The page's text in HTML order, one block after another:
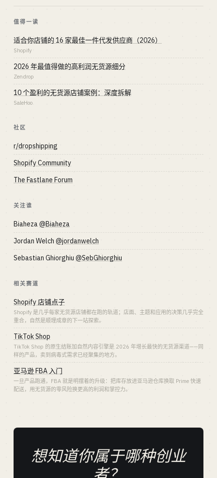
值得一读
适合你店铺的 16 家最佳一件代发供应商（2026）
Shopify
2026 年最值得做的高利润无货源细分
Zendrop
10 个盈利的无货源店铺案例：深度拆解
SaleHoo
社区
r/dropshipping
Shopify Community
The Fastlane Forum
关注谁
Biaheza@Biaheza
Jordan Welch @jordanwelch
Sebastian Ghiorghiu @SebGhiorghiu
相关赛道
Shopify 店铺点子
Shopify 是几乎每家无货源店铺都在跑的轨道；店面、主题和应用的决策几乎完全
重合，自然是顺理成章的下一站探索。
TikTok Shop
TikTok Shop 的原生结账加自然内容引擎是 2026 年增长最快的无货源渠道——同
样的产品，卖到病毒式需求已经聚集的地方。
亚马逊 FBA 入门
一旦产品跑通，FBA 就是明摆着的升级：把库存放进亚马逊仓库换取 Prime 快速
配送，用无货源的零风险换更高的利润和掌控力。
想知道你属于哪种创业